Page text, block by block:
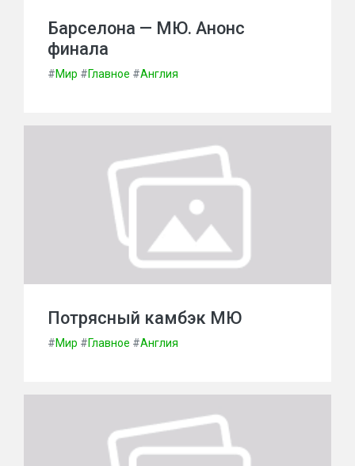
Барселона — МЮ. Анонс
финала
#Мир #Главное #Англия
Потрясный камбэк МЮ
#Мир #Главное #Англия